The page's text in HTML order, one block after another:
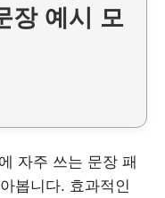
장 예시 모
자주 쓰는 문장 패
봅니다. 효과적인